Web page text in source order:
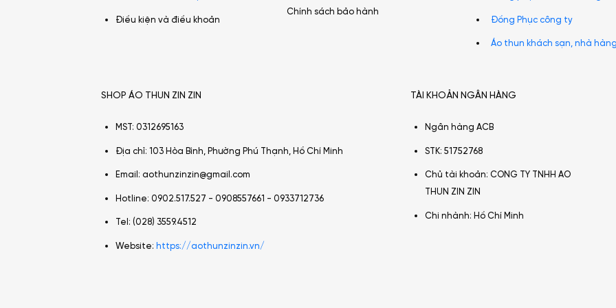
Điều kiện và điều khoản
Chính sách bảo hành
Đồng Phục công ty
Áo thun khách sạn, nhà
SHOP ÁO THUN ZIN ZIN
MST: 0312695163
Địa chỉ: 103 Hòa Bình, Phường Phú Thạnh, Hồ Chí Minh
Email: aothunzinzin@gmail.com
Hotline: 0902.517.527 - 0908557661 - 0933712736
Tel: (028) 3559.4512
Website: https://aothunzinzin.vn/
TÀI KHOẢN NGÂN HÀNG
Ngân hàng ACB
STK: 51752768
Chủ tài khoản: CONG TY TNHH AO
THUN ZIN ZIN
Chi nhành: Hồ Chí Minh